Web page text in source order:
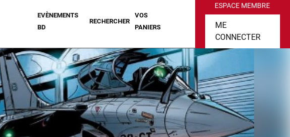
EVÈNEMENTS
BD
RECHERCHER
VOS
PANIERS
ESPACE MEMBRE
ME
CONNECTER